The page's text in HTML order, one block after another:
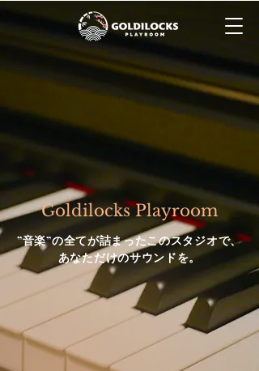
​Goldilocks Playroom
​”音楽”の全てが詰まったこのスタジオで、
あなただけのサウンドを。